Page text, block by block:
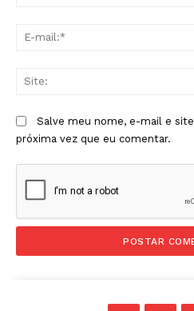
Salve meu nome, e-mail e
próxima vez que eu comentar.